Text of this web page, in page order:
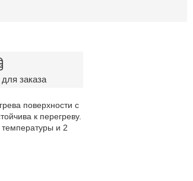
заказа
поверхности с
к перегреву.
температуры и 2